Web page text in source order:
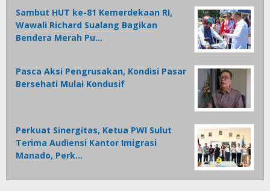
Sambut HUT ke-81 Kemerdekaan RI,
Wawali Richard Sualang Bagikan
Bendera Merah Pu…
Pasca Aksi Pengrusakan, Kondisi Pasar
Bersehati Mulai Kondusif
Perkuat Sinergitas, Ketua PWI Sulut
Terima Audiensi Kantor Imigrasi
Manado, Perk…